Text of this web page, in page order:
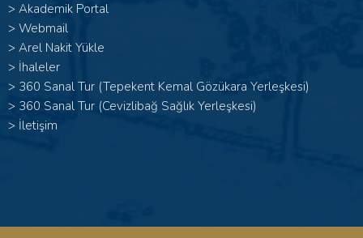
> Akademik Portal
> Webmail
> Arel Nakit Yükle
> İhaleler
> 360 Sanal Tur (Tepekent Kemal Gözükara Yerleşkesi)
> 360 Sanal Tur (Cevizlibağ Sağlık Yerleşkesi)
> İletişim